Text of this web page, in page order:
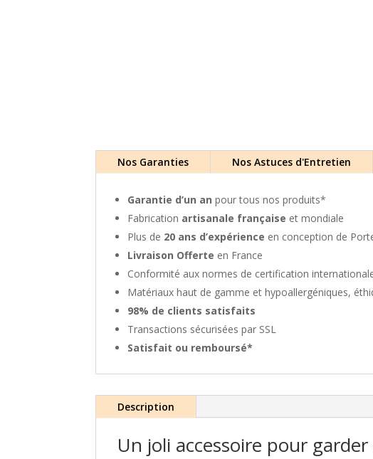
Nos Garanties Nos Astuces d'Entretien
Garantie d’un an pour tous nos produits*
Fabrication artisanale française et mondiale
Plus de 20 ans d’expérience en conception de
Livraison Offerte en France
Conformité aux normes de certification
Matériaux haut de gamme et hypoallergéniques,
98% de clients satisfaits
Transactions sécurisées par SSL
Satisfait ou remboursé*
Description
Un joli accessoire pour